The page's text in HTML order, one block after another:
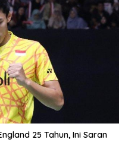
25 Tahun, Ini Saran